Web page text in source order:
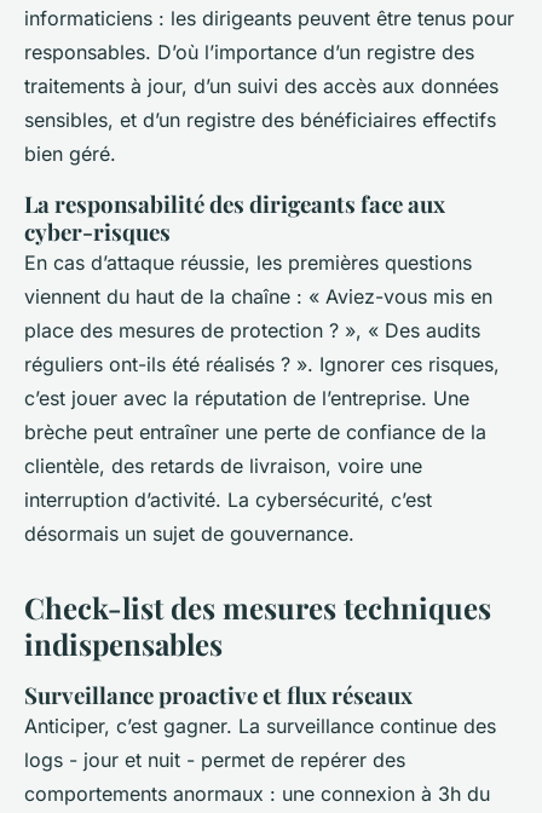
informaticiens : les dirigeants peuvent être tenus pour
responsables. D’où l’importance d’un registre des
traitements à jour, d’un suivi des accès aux données
sensibles, et d’un registre des bénéficiaires effectifs
bien géré.
La responsabilité des dirigeants face aux
cyber-risques
En cas d’attaque réussie, les premières questions
viennent du haut de la chaîne : « Aviez-vous mis en
place des mesures de protection ? », « Des audits
réguliers ont-ils été réalisés ? ». Ignorer ces risques,
c’est jouer avec la réputation de l’entreprise. Une
brèche peut entraîner une perte de confiance de la
clientèle, des retards de livraison, voire une
interruption d’activité. La cybersécurité, c’est
désormais un sujet de gouvernance.
Check-list des mesures techniques
indispensables
Surveillance proactive et flux réseaux
Anticiper, c’est gagner. La surveillance continue des
logs - jour et nuit - permet de repérer des
comportements anormaux : une connexion à 3h du